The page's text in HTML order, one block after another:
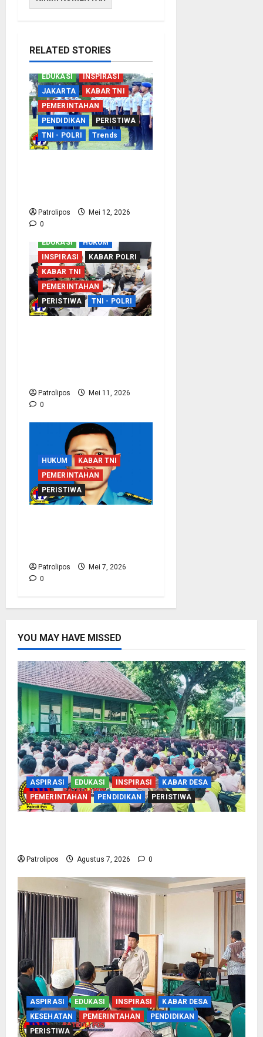
RELATED STORIES
EDUKASI
INSPIRASI
JAKARTA
KABAR TNI
PEMERINTAHAN
PENDIDIKAN
PERISTIWA
TNI - POLRI
Trends
Patrolipos
Mei 12, 2026
0
EDUKASI
HUKUM
INSPIRASI
KABAR POLRI
KABAR TNI
PEMERINTAHAN
PERISTIWA
TNI - POLRI
Patrolipos
Mei 11, 2026
0
HUKUM
KABAR TNI
PEMERINTAHAN
PERISTIWA
Patrolipos
Mei 7, 2026
0
YOU MAY HAVE MISSED
ASPIRASI EDUKASI INSPIRASI
KABAR DESA
PEMERINTAHAN
PENDIDIKAN PERISTIWA
Patrolipos Agustus 7, 2026 0
ASPIRASI EDUKASI INSPIRASI
KABAR DESA
KESEHATAN
PEMERINTAHAN
PENDIDIKAN
PERISTIWA